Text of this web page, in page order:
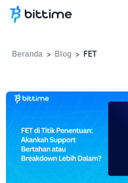
Beranda > Blog > FET